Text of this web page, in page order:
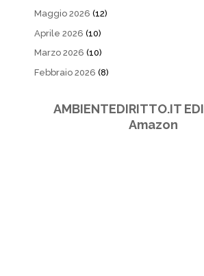
Maggio 2026 (12)
Aprile 2026 (10)
Marzo 2026 (10)
Febbraio 2026 (8)
AMBIENTEDIRITTO.IT
Amazon